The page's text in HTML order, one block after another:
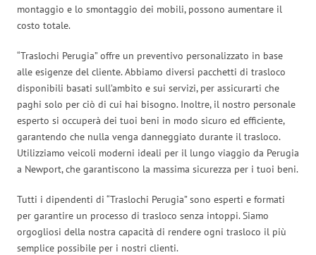
montaggio e lo smontaggio dei mobili, possono aumentare il
costo totale.
“Traslochi Perugia” offre un preventivo personalizzato in base
alle esigenze del cliente. Abbiamo diversi pacchetti di trasloco
disponibili basati sull’ambito e sui servizi, per assicurarti che
paghi solo per ciò di cui hai bisogno. Inoltre, il nostro personale
esperto si occuperà dei tuoi beni in modo sicuro ed efficiente,
garantendo che nulla venga danneggiato durante il trasloco.
Utilizziamo veicoli moderni ideali per il lungo viaggio da Perugia
a Newport, che garantiscono la massima sicurezza per i tuoi beni.
Tutti i dipendenti di “Traslochi Perugia” sono esperti e formati
per garantire un processo di trasloco senza intoppi. Siamo
orgogliosi della nostra capacità di rendere ogni trasloco il più
semplice possibile per i nostri clienti.